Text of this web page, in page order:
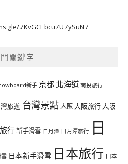
7KvGCEbcu7U7ySuN7
關鍵字
新手 京都 北海道 南投旅行
旅遊 台灣景點大阪大阪旅行大阪
行新手滑雪 日月潭 日月潭旅行 日
雪 日本新手滑雪 日本旅行 日本